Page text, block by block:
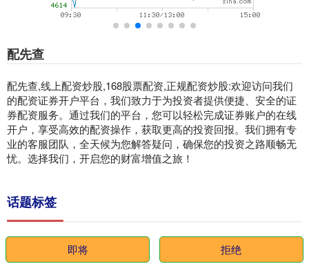
配先查
配先查,线上配资炒股,168股票配资,正规配资炒股:欢迎访问我们
的配资证券开户平台，我们致力于为投资者提供便捷、安全的证
券配资服务。通过我们的平台，您可以轻松完成证券账户的在线
开户，享受高效的配资操作，获取更高的投资回报。我们拥有专
业的客服团队，全天候为您解答疑问，确保您的投资之路顺畅无
忧。选择我们，开启您的财富增值之旅！
话题标签
即将 拒绝